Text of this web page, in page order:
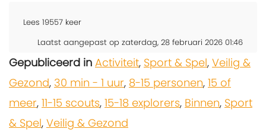
Lees 19557 keer
Laatst aangepast op zaterdag, 28 februari 2026 01:46
Gepubliceerd in Activiteit, Sport & Spel, Veilig &
Gezond, 30 min - 1 uur, 8-15 personen, 15 of
meer, 11-15 scouts, 15-18 explorers, Binnen, Sport
& Spel, Veilig & Gezond